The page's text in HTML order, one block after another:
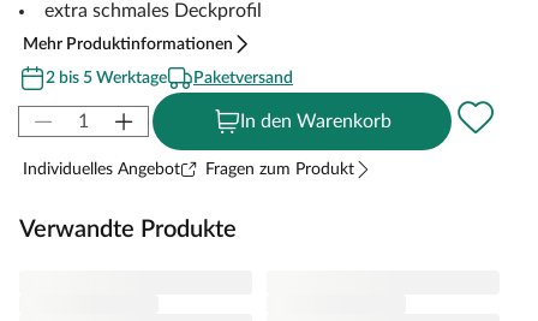
extra schmales Deckprofil
Mehr Produktinformationen
2 bis 5 Werktage
Paketversand
In den Warenkorb
Individuelles Angebot Fragen zum Produkt
Verwandte Produkte